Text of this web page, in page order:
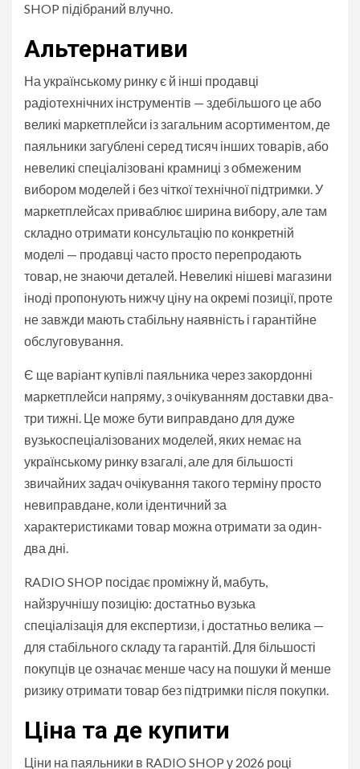
SHOP підібраний влучно.
Альтернативи
На українському ринку є й інші продавці
радіотехнічних інструментів — здебільшого це або
великі маркетплейси із загальним асортиментом, де
паяльники загублені серед тисяч інших товарів, або
невеликі спеціалізовані крамниці з обмеженим
вибором моделей і без чіткої технічної підтримки. У
маркетплейсах приваблює ширина вибору, але там
складно отримати консультацію по конкретній
моделі — продавці часто просто перепродають
товар, не знаючи деталей. Невеликі нішеві магазини
іноді пропонують нижчу ціну на окремі позиції, проте
не завжди мають стабільну наявність і гарантійне
обслуговування.
Є ще варіант купівлі паяльника через закордонні
маркетплейси напряму, з очікуванням доставки два-
три тижні. Це може бути виправдано для дуже
вузькоспеціалізованих моделей, яких немає на
українському ринку взагалі, але для більшості
звичайних задач очікування такого терміну просто
невиправдане, коли ідентичний за
характеристиками товар можна отримати за один-
два дні.
RADIO SHOP посідає проміжну й, мабуть,
найзручнішу позицію: достатньо вузька
спеціалізація для експертизи, і достатньо велика —
для стабільного складу та гарантій. Для більшості
покупців це означає менше часу на пошуки й менше
ризику отримати товар без підтримки після покупки.
Ціна та де купити
Ціни на паяльники в RADIO SHOP у 2026 році